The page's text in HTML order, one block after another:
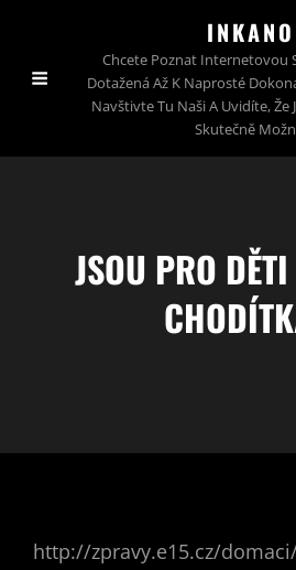
INKANO
Chcete Poznat Internetovou
Dotažená Až K Naprosté
Navštivte Tu Naši A Uvidíte, Že
Skutečně
JSOU PRO
http://zpravy.e15.cz/